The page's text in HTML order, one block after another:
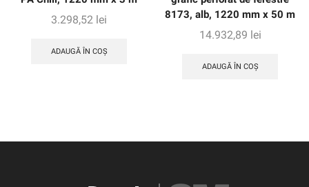
3.298,52 lei
ADAUGĂ ÎN COȘ
8173, alb, 1220 mm x 50 m
14.932,89 lei
ADAUGĂ ÎN COȘ